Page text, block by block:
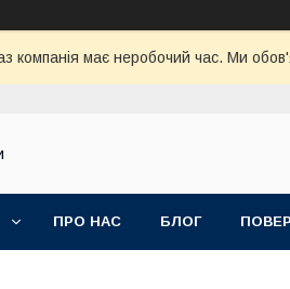
компанія має неробочий час. Ми
ПРО НАС БЛОГ